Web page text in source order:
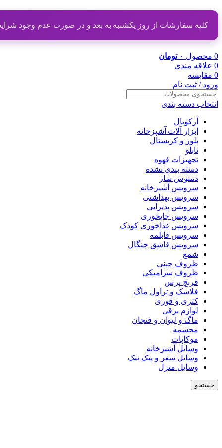
کلیه سفارشات از روز یکشنبه به بعد و در صورت عدم وجود شرایط مناسب از تاریخ ۲۰
0 محصول ۰ تومان
0 علاقه مندی
0 مقایسه
ورود / ثبت نام
انتخاب دسته بندی
آرکوپال
ابزار آلات آشپزخانه
بلور و کریستال
تابلو
تجهیزات قهوه
دسته بندی نشده
دمنوش ساز
سرویس آشپزخانه
سرویس بهداشتی
سرویس پذیرایی
سرویس چایخوری
سرویس غذاخوری کودک
سرویس قابلمه
سرویس قاشق چنگال
شمع
ظروف چینی
ظروف سرامیکی
فرنچ پرس
فلاسک و تراول ماگ
کتری و قوری
لوازم برقی
ماگ و لیوان و فنجان
مجسمه
موکاپات
وسایل آشپزخانه
وسایل سفر و پیک نیک
وسایل منزل
جستجو